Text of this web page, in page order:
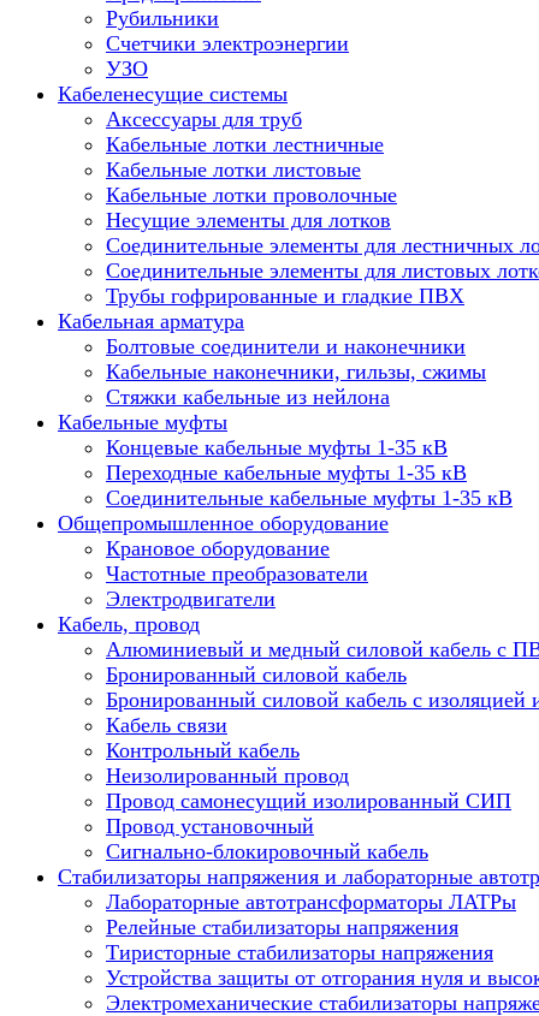
Рубильники
Счетчики электроэнергии
УЗО
Кабеленесущие системы
Аксессуары для труб
Кабельные лотки лестничные
Кабельные лотки листовые
Кабельные лотки проволочные
Несущие элементы для лотков
Соединительные элементы для лестничных
Соединительные элементы для листовых
Трубы гофрированные и гладкие ПВХ
Кабельная арматура
Болтовые соединители и наконечники
Кабельные наконечники, гильзы, сжимы
Стяжки кабельные из нейлона
Кабельные муфты
Концевые кабельные муфты 1-35 кВ
Переходные кабельные муфты 1-35 кВ
Соединительные кабельные муфты 1-35 кВ
Общепромышленное оборудование
Крановое оборудование
Частотные преобразователи
Электродвигатели
Кабель, провод
Алюминиевый и медный силовой кабель с
Бронированный силовой кабель
Бронированный силовой кабель с изоляцией
Кабель связи
Контрольный кабель
Неизолированный провод
Провод самонесущий изолированный СИП
Провод установочный
Сигнально-блокировочный кабель
Стабилизаторы напряжения и лабораторные
Лабораторные автотрансформаторы ЛАТРы
Релейные стабилизаторы напряжения
Тиристорные стабилизаторы напряжения
Устройства защиты от отгорания нуля и
Электромеханические стабилизаторы